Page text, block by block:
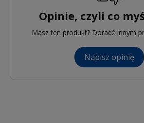
Opinie, czyli co
Masz ten produkt? Doradź innym
Napisz opinię